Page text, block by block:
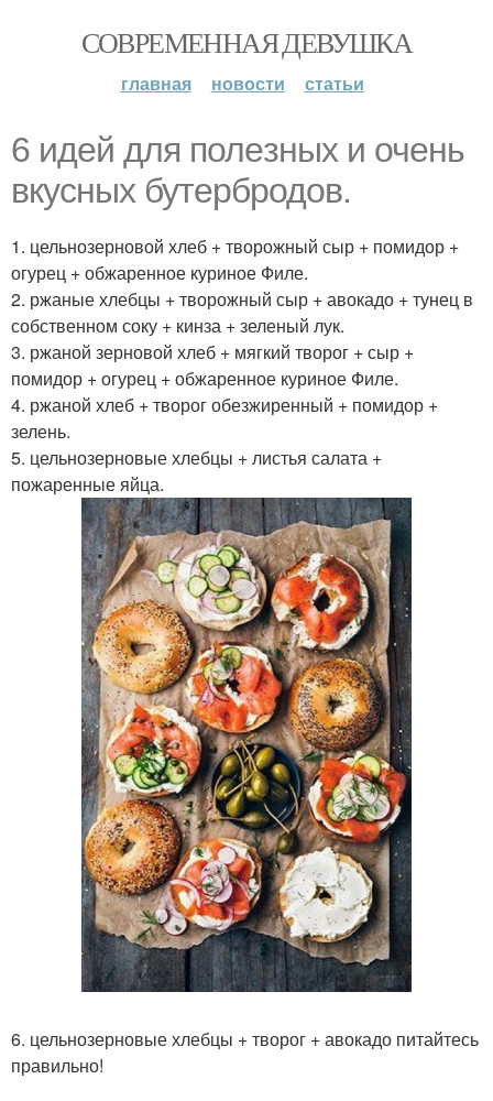
СОВРЕМЕННАЯ ДЕВУШКА
главная новости статьи
6 идeй для полeзных и очень
вкусных бутeрбродов.
1. цельнозерновой хлеб + творожный сыр + помидор +
огурец + обжаренное куриное Филе.
2. ржаные хлебцы + творожный сыр + авокадо + тунец в
собственном соку + кинза + зеленый лук.
3. ржаной зерновой хлеб + мягкий творог + сыр +
помидор + огурец + обжаренное куриное Филе.
4. ржаной хлеб + творог обезжиренный + помидор +
зелень.
5. цельнозерновые хлебцы + листья салата +
пожаренные яйца.
6. цельнозерновые хлебцы + творог + авокадо питайтесь
правильно!